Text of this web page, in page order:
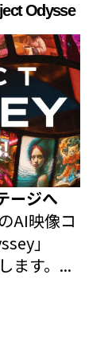
Odysse
ージへ
AI映像コ
」
ます。...